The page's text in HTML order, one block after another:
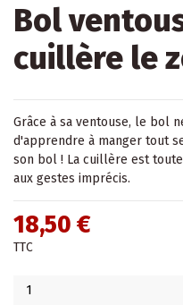
Bol
cuillère le
Grâce à sa ventouse, le bol
d'apprendre à manger tout
son bol ! La cuillère est
aux gestes imprécis.
18,50 €
TTC